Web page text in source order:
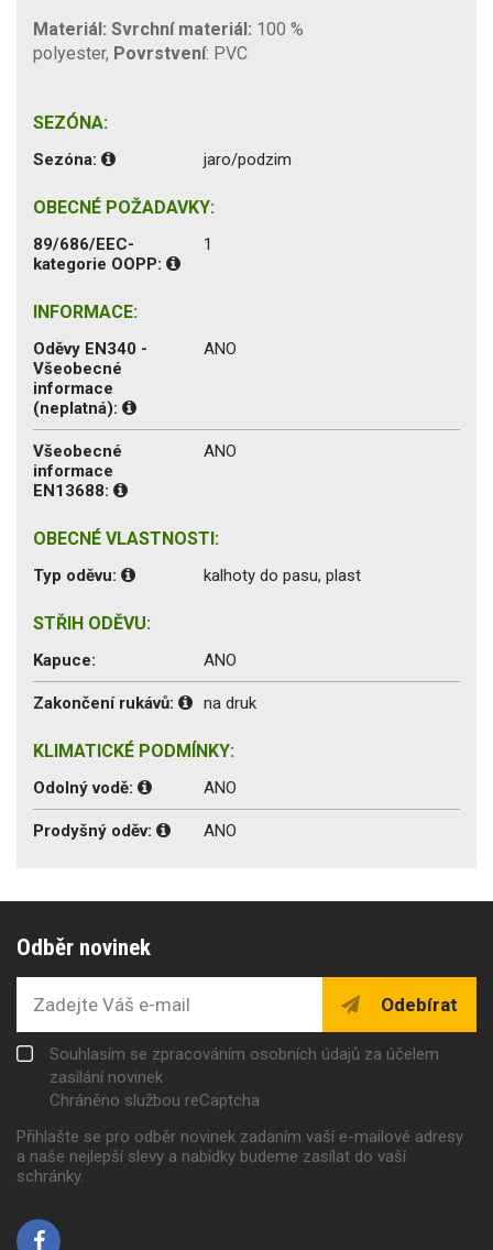
Materiál: Svrchní materiál: 100 %
polyester, Povrstvení: PVC
SEZÓNA:
Sezóna: jaro/podzim
OBECNÉ POŽADAVKY:
89/686/EEC-
kategorie OOPP:
1
INFORMACE:
Oděvy EN340 -
Všeobecné
informace
(neplatná):
ANO
Všeobecné
informace
EN13688:
ANO
OBECNÉ VLASTNOSTI:
Typ oděvu: kalhoty do pasu, plast
STŘIH ODĚVU:
Kapuce: ANO
Zakončení rukávů: na druk
KLIMATICKÉ PODMÍNKY:
Odolný vodě: ANO
Prodyšný oděv: ANO
Odběr novinek
Odebírat
Souhlasím se zpracováním osobních údajů za účelem
zasílání novinek
Chráněno službou reCaptcha
Přihlašte se pro odběr novinek zadaním vaší e-mailové adresy
a naše nejlepší slevy a nabídky budeme zasílat do vaší
schránky.